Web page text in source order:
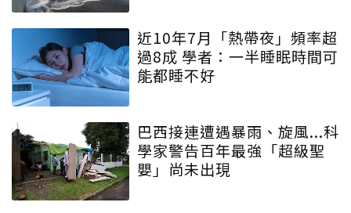
近10年7月「熱帶夜」頻率超
過8成 學者：一半睡眠時間可
能都睡不好
巴西接連遭遇暴雨、旋風...科
學家警告百年最強「超級聖
嬰」尚未出現